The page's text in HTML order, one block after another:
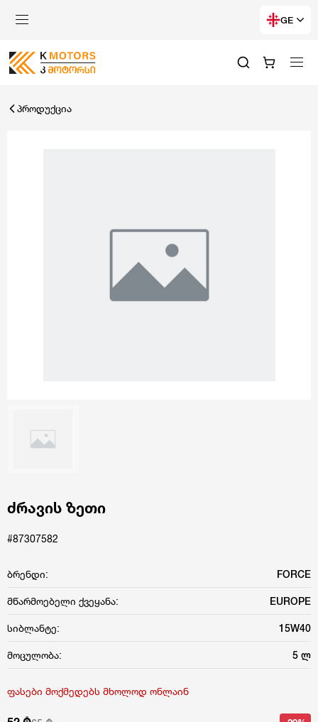
GE
პროდუქცია
ძრავის ზეთი
#87307582
ბრენდი: FORCE
მწარმოებელი ქვეყანა: EUROPE
სიბლანტე: 15W40
მოცულობა: 5 ლ
ფასები მოქმედებს მხოლოდ ონლაინ